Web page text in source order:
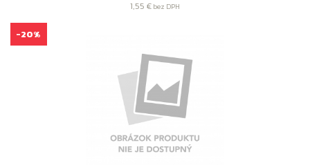
cena1,55 € bez DPH
-20%